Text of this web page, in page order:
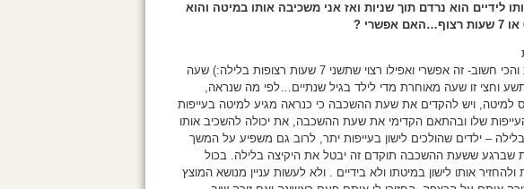
לידיים הוא נרדם תוך שניות ואז אני משכיבה אותו במיטה והוא
Tammi Leibovitch Tsaba- היי תמי, ראשית והכי חשוב- זה אפשרי ואפילו רצוי שתשני 7 שעות רצופות בלילה:) שעה
וחצי זו שעה מאוחרת מדי לילד בגיל שנתיים…לפי מה שנראה,
למיטה, ויש להקדים את שעת ההשכבה כי כנראה מגיע למיטה בעייפות
שלו ובהתאם הקדימי את שעת ההשכבה, את יכולה להשכיב אותו
של אחת בלילה – ילדים שהולכים לישון בעייפות יתר, לרוב גם משפיע על המשך
שברגע ששעת ההשכבה תוקדם זה יבטל את היקיצה בלילה. בכול
אותו לישון במיטתו ולא בידיים . ולא לעשות עניין מנושא המוצץ